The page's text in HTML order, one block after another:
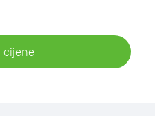
cijene